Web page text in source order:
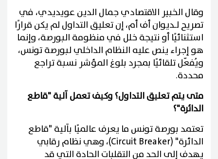
وقال الخبير الاقتصادي جمال الدين عويديدي، في
تصريح لـديوان أف أم، إن تعليق التداول لم يكن قرارًا
استثنائيًا أو نتيجة خلل في منظومة البورصة، وإنما
هو إجراء ينص عليه النظام الداخلي لبورصة تونس،
ويُفعّل تلقائيًا بمجرد بلوغ المؤشر نسبة تراجع
محددة.
متى يتم تعليق التداول؟ وكيف تعمل آلية "قاطع
الدائرة"؟
تعتمد بورصة تونس ما يعرف عالميًا بآلية "قاطع
الدائرة" (Circuit Breaker)، وهي نظام رقابي
يهدف إلى الحد من التقلبات الحادة التي قد